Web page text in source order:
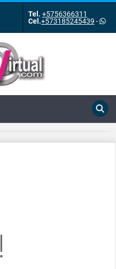
Tel. +5756366311
Cel.+573185245439 -